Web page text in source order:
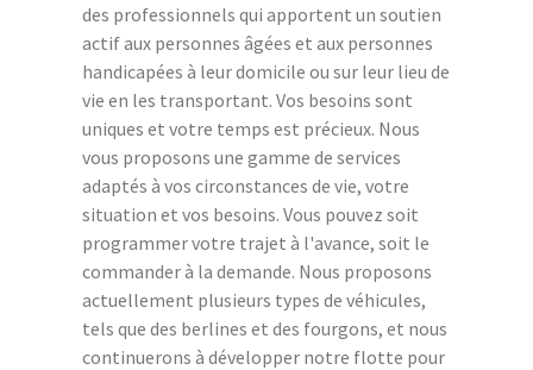
des professionnels qui apportent un soutien
actif aux personnes âgées et aux personnes
handicapées à leur domicile ou sur leur lieu de
vie en les transportant. Vos besoins sont
uniques et votre temps est précieux. Nous
vous proposons une gamme de services
adaptés à vos circonstances de vie, votre
situation et vos besoins. Vous pouvez soit
programmer votre trajet à l'avance, soit le
commander à la demande. Nous proposons
actuellement plusieurs types de véhicules,
tels que des berlines et des fourgons, et nous
continuerons à développer notre flotte pour